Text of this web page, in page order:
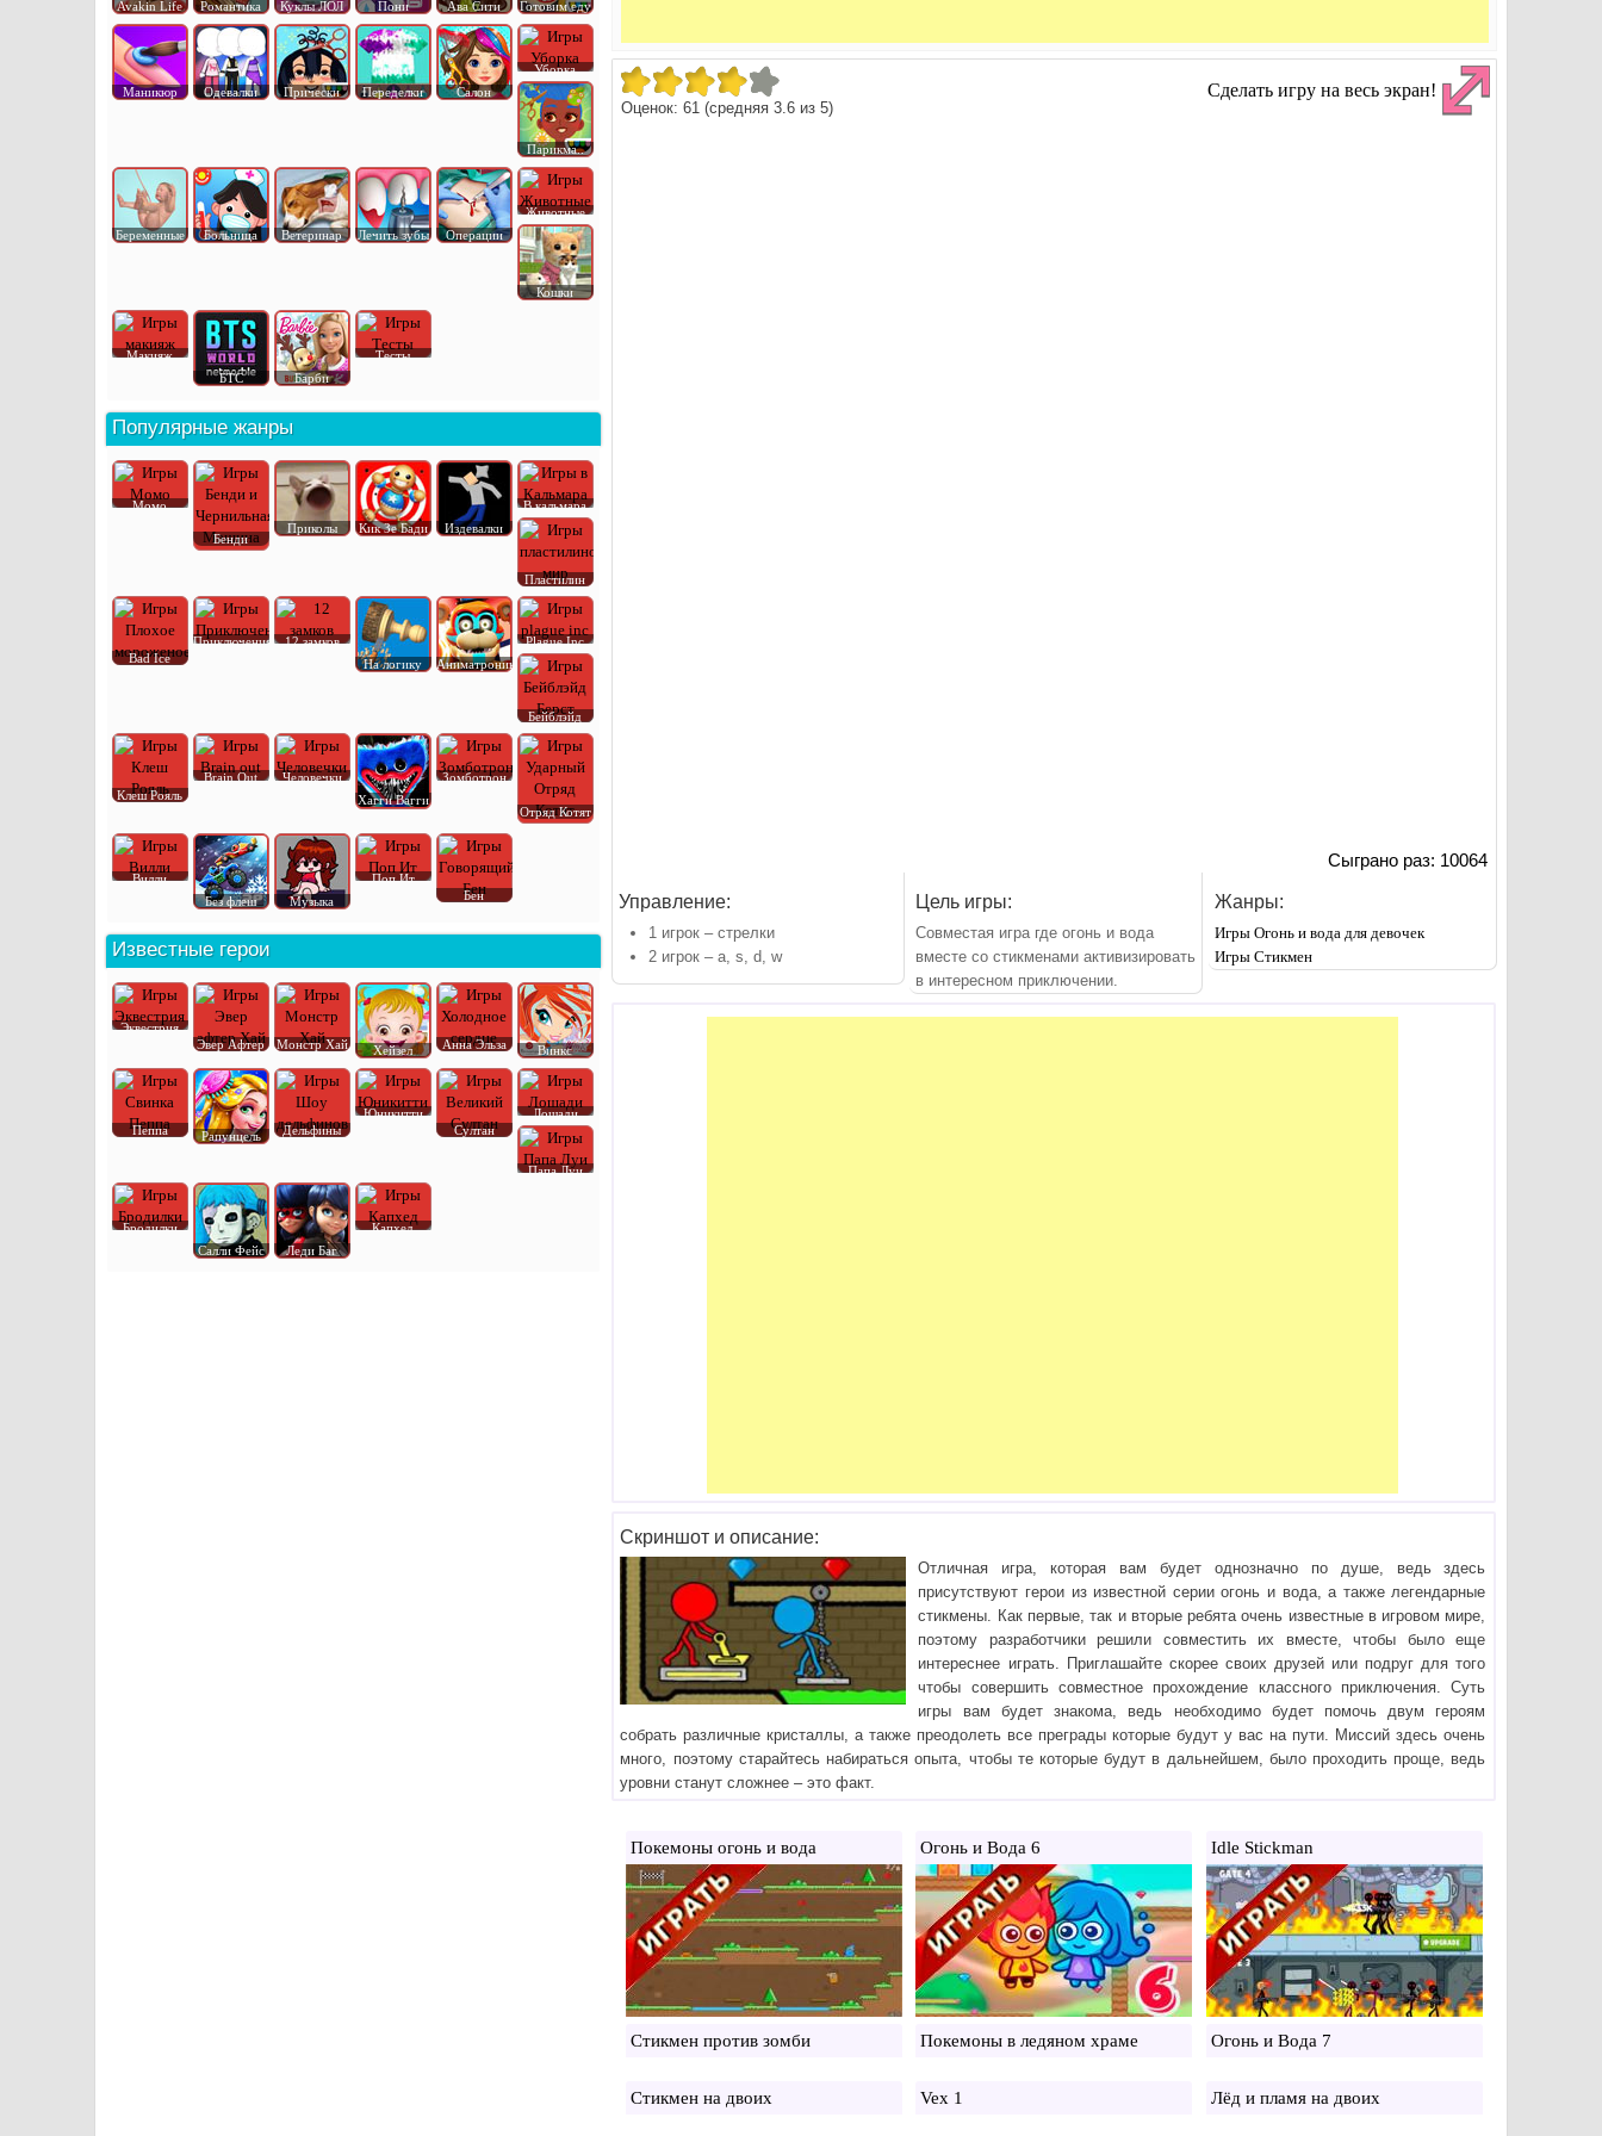
Оценок:61 (средняя3.6 из5)
Сделать игру на весь экран!
Сыграно раз: 10064
Управление:
1 игрок – стрелки
2 игрок – a, s, d, w
Цель игры:
Совместая игра где огонь и вода
вместе со стикменами активизировать
в интересном приключении.
Жанры:
Игры Огонь и вода для девочек
Игры Стикмен
Скриншот и описание:
Отличная игра, которая вам будет однозначно по душе, ведь здесь
присутствуют герои из известной серии огонь и вода, а также легендарные
стикмены. Как первые, так и вторые ребята очень известные в игровом мире,
поэтому разработчики решили совместить их вместе, чтобы было еще
интереснее играть. Приглашайте скорее своих друзей или подруг для того
чтобы совершить совместное прохождение классного приключения. Суть
игры вам будет знакома, ведь необходимо будет помочь двум героям
собрать различные кристаллы, а также преодолеть все преграды которые будут у вас на пути. Миссий здесь очень
много, поэтому старайтесь набираться опыта, чтобы те которые будут в дальнейшем, было проходить проще, ведь
уровни станут сложнее – это факт.
Покемоны огонь и вода Огонь и Вода 6 Idle Stickman
Стикмен против зомби Покемоны в ледяном храме Огонь и Вода 7
Стикмен на двоих Vex 1 Лёд и пламя на двоих
Avakin Life Романтика Куклы ЛОЛ Пони Ава Сити Готовим еду
Маникюр Одевалки Прически Переделки Салон
Уборка
Парикма..
Беременные Больница Ветеринар Лечить зубы Операции
Животные
Кошки
Макияж
БТС
Барби
Тесты
Популярные жанры
Момо
Бенди
Приколы Кик Зе Бади Издевалки
В кальмара
Пластилин
Bad Ice
Приключения
12 замков
На логику
Аниматроник
Plague Inc
Бейблэйд
Клеш Рояль
Brain Out
Человечки
Хагги Вагги
Зомботрон
Отряд Котят
Вилли
Без флеш
Музыка
Поп Ит
Бен
Известные герои
Эквестрия
Эвер Афтер
Монстр Хай Хейзел Анна Эльза Винкс
Пеппа Рапунцель Дельфины
Юникитти
Султан
Лошади
Папа Луи
Бродилки
Салли Фейс
Леди Баг
Капхед